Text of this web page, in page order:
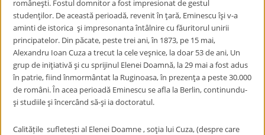
româneşti. Fostul domnitor a fost impresionat de gestul
studenţilor. De această perioadă, revenit în ţară, Eminescu îşi v-a
aminti de istorica şi impresonanta întâlnire cu făuritorul unirii
principatelor. Din păcate, peste trei ani, în 1873, pe 15 mai,
Alexandru Ioan Cuza a trecut la cele veşnice, la doar 53 de ani, Un
grup de iniţiativă şi cu sprijinul Elenei Doamnă, la 29 mai a fost adus
în patrie, fiind înmormântat la Ruginoasa, în prezenţa a peste 30.000
de români. În acea perioadă Eminescu se afla la Berlin, continundu-
şi studiile şi încercând să-şi ia doctoratul.
Calitățile sufletești al Elenei Doamne , soţia lui Cuza, (despre care